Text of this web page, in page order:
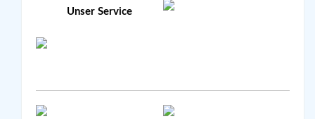
Unser Service